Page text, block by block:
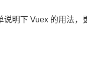
明下 Vuex 的用法